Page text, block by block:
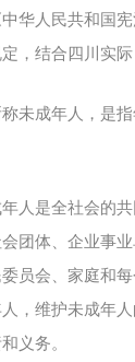
华人民共和国
，结合四川实际
未成年人，是指
人是全社会的共
团体、企业事
员会、家庭和
，维护未成年
义务。